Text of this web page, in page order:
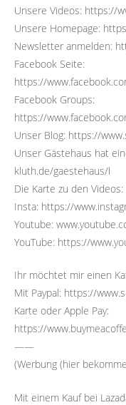
Unsere Videos: https://
Unsere Homepage:
Newsletter anmelden:
Facebook Seite:
https://
Facebook Groups:
https://
Unser Blog: https://
Unser Gästehaus hat
kluth.de/gaestehaus/l
Die Karte zu den
Insta: https://
Youtube:
YouTube: https://
Ihr möchtet mir einen
Mit Paypal: https://
Karte oder Apple Pay:
https://
——
(Werbung (hier
Mit einem Kauf bei